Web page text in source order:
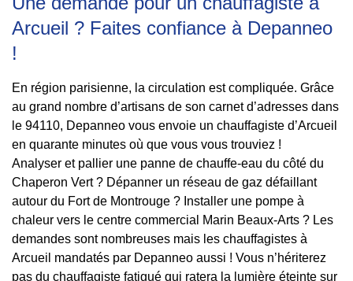
Arcueil ? Faites confiance à Depanneo
!
En région parisienne, la circulation est compliquée. Grâce
au grand nombre d’artisans de son carnet d’adresses dans
le 94110, Depanneo vous envoie un chauffagiste d’Arcueil
en quarante minutes où que vous vous trouviez !
Analyser et pallier une panne de chauffe-eau du côté du
Chaperon Vert ? Dépanner un réseau de gaz défaillant
autour du Fort de Montrouge ? Installer une pompe à
chaleur vers le centre commercial Marin Beaux-Arts ? Les
demandes sont nombreuses mais les chauffagistes à
Arcueil mandatés par Depanneo aussi ! Vous n’hériterez
pas du chauffagiste fatigué qui ratera la lumière éteinte sur